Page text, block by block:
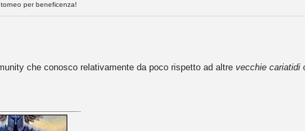
per beneficenza!
che conosco relativamente da poco rispetto ad altrevecchie cariatidi